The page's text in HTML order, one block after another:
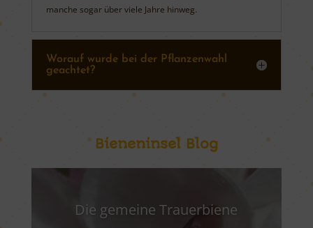
manche sogar über viele Jahre hinweg.
Worauf wurde bei der Pflanzenwahl
geachtet?
Bieneninsel Blog
Die gemeine Trauerbiene